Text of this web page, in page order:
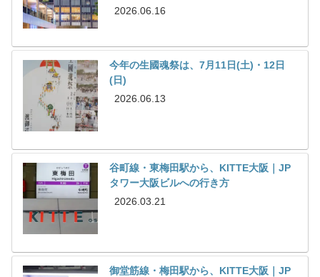
2026.06.16
今年の生國魂祭は、7月11日(土)・12日
(日)
2026.06.13
谷町線・東梅田駅から、KITTE大阪｜JP
タワー大阪ビルへの行き方
2026.03.21
御堂筋線・梅田駅から、KITTE大阪｜JP